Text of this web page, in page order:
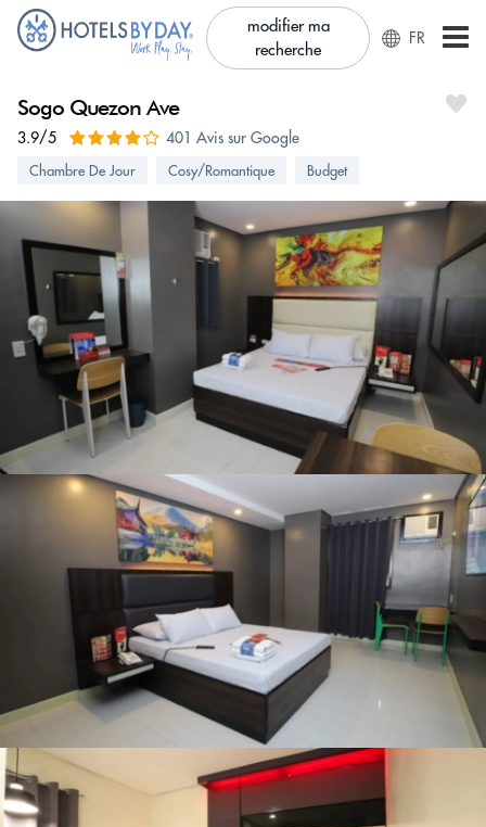
modifier ma
recherche
FR
Sogo Quezon Ave
3.9/5 401 Avis sur Google
Chambre De Jour Cosy/Romantique Budget